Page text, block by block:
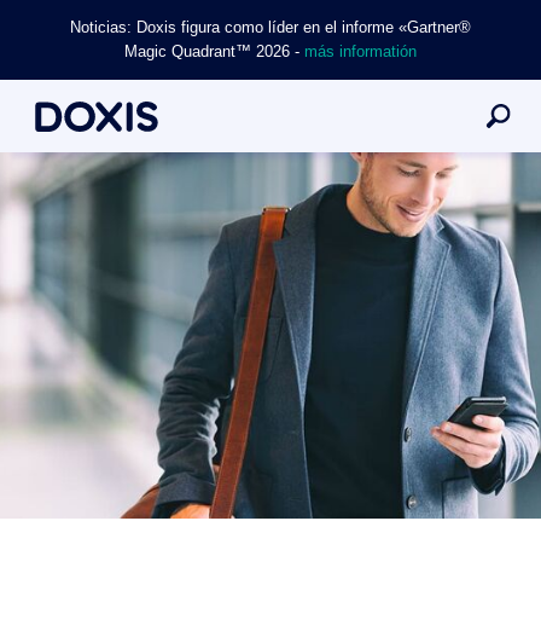
Noticias: Doxis figura como líder en el informe «Gartner®
Magic Quadrant™ 2026 - más informatión